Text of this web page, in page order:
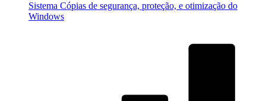
Sistema Cópias de segurança, proteção, e otimização do
Windows